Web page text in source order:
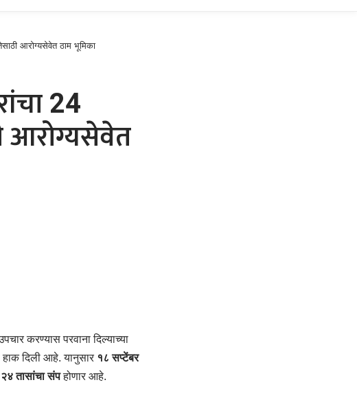
आरोग्यसेवेत ठाम भूमिका
24
आरोग्यसेवेत
करण्यास परवाना दिल्याच्या
दिली आहे. यानुसार १८ सप्टेंबर
तासांचा संपहोणार आहे.